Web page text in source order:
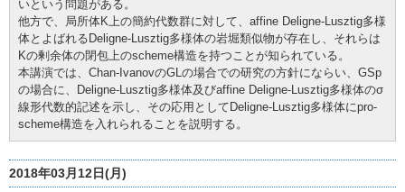
いという問題がある。
他方で、局所体K上の簡約代数群に対して、affine Deligne-Lusztig多様
体とよばれるDeligne-Lusztig多様体の岩堀類似物が存在し、それらは
Kの剰余体の閉包上のscheme構造を持つことが知られている。
本講演では、Chan-IvanovのGLの場合での研究の方針にならい、GSp
の場合に、Deligne-Lusztig多様体及びaffine Deligne-Lusztig多様体のσ
線形代数的記述を示し、その応用としてDeligne-Lusztig多様体にpro-
scheme構造を入れられることを説明する。
2018年03月12日(月)